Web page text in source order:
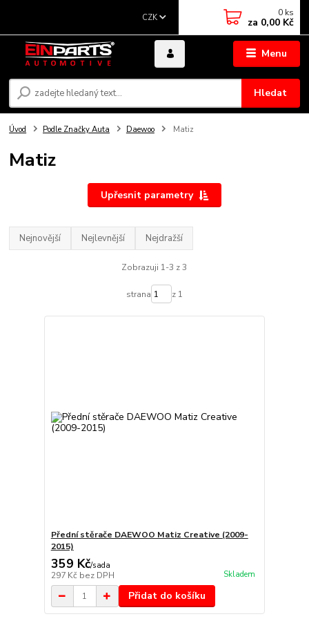
Menu
CZK
Hledat
0 ks
za 0,00 Kč
Úvod Podle Značky Auta Daewoo Matiz
Matiz
Upřesnit parametry
Nejnovější Nejlevnější Nejdražší
Zobrazuji 1-3 z 3
strana z 1
Přední stěrače DAEWOO Matiz Creative (2009-
2015)
359 Kč/sada
297 Kč bez DPH Skladem
Přidat do košíku